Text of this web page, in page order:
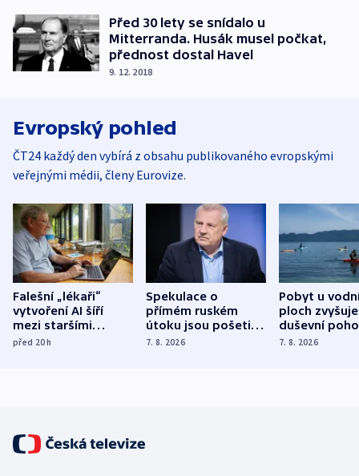
Před 30 lety se snídalo u
Mitterranda. Husák musel počkat,
přednost dostal Havel
9. 12. 2018
Evropský pohled
ČT24 každý den vybírá z obsahu publikovaného evropskými
veřejnými médii, členy Eurovize.
Falešní „lékaři“
vytvoření AI šíří
mezi staršími
Poláky nebezpečné
před 20h
Spekulace o
přímém ruském
útoku jsou pošetilé,
míní estonský
7. 8. 2026
Pobyt u
ploch zvyšuje
duševní
ukázala
7. 8. 2026